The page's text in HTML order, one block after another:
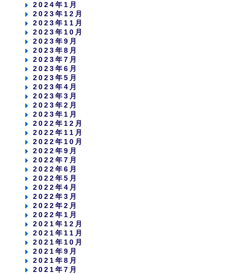
2024年1月
2023年12月
2023年11月
2023年10月
2023年9月
2023年8月
2023年7月
2023年6月
2023年5月
2023年4月
2023年3月
2023年2月
2023年1月
2022年12月
2022年11月
2022年10月
2022年9月
2022年7月
2022年6月
2022年5月
2022年4月
2022年3月
2022年2月
2022年1月
2021年12月
2021年11月
2021年10月
2021年9月
2021年8月
2021年7月